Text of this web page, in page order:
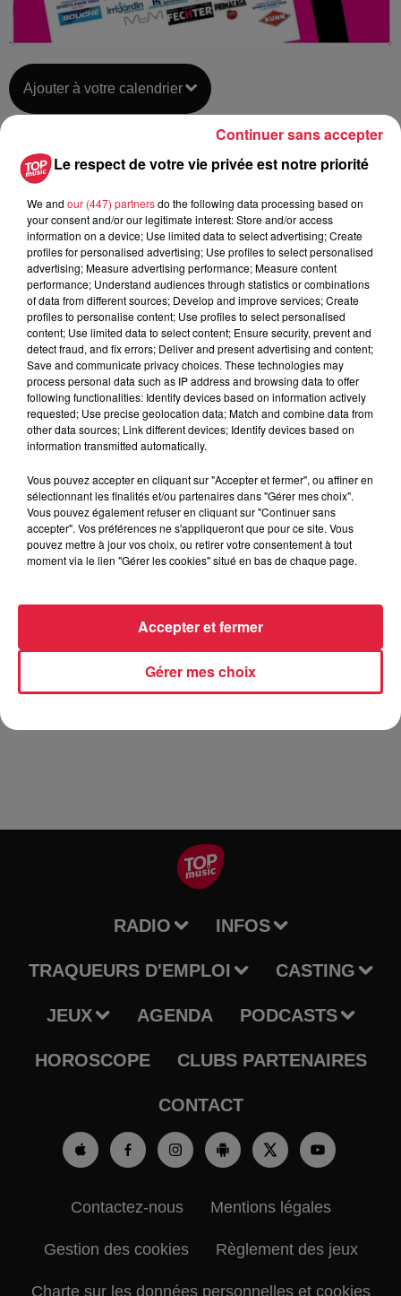
Ajouter à votre calendrier
du3 octobre 2020 à 0h00
Lieu DANNE ET 4 VENTS (57)
Organisateur
EFFECTS FITNESS
0658523296
delphine.ret@gmail.com
Tarif Gratuit
Un week-end sportif pour tous, fitness mais pas seulement!
Outdoor, tous niveaux. Venez vous aérer, vous défouler,
vous dépenser et/ou vous relaxer pour la bonne cause. Tous
les bénéfices sont intégralement reversés à la lutte contre le
cancer du sein en partenariat avec la Savernoise. Billetterie
sur place: 5 euros/heure ou 15 euros le pass week-end .
RADIO INFOS
TRAQUEURS D'EMPLOI CASTING
JEUX AGENDA PODCASTS
HOROSCOPE CLUBS PARTENAIRES
CONTACT
Contactez-nous Mentions légales
Gestion des cookies Règlement des jeux
Charte sur les données personnelles et cookies
Le respect de votre vie privée est notre priorité
We and our (447) partnersdo the following data processing based on
your consent and/or our legitimate interest: Store and/or access
information on a device; Use limited data to select advertising; Create
profiles for personalised advertising; Use profiles to select personalised
advertising; Measure advertising performance; Measure content
performance; Understand audiences through statistics or combinations
of data from different sources; Develop and improve services; Create
profiles to personalise content; Use profiles to select personalised
content; Use limited data to select content; Ensure security, prevent and
detect fraud, and fix errors; Deliver and present advertising and content;
Save and communicate privacy choices. These technologies may
process personal data such as IP address and browsing data to offer
following functionalities: Identify devices based on information actively
requested; Use precise geolocation data; Match and combine data from
other data sources; Link different devices; Identify devices based on
information transmitted automatically.
Vous pouvez accepter en cliquant sur "Accepter et fermer", ou affiner en
sélectionnant les finalités et/ou partenaires dans "Gérer mes choix".
Vous pouvez également refuser en cliquant sur "Continuer sans
accepter". Vos préférences ne s'appliqueront que pour ce site. Vous
pouvez mettre à jour vos choix, ou retirer votre consentement à tout
moment via le lien "Gérer les cookies" situé en bas de chaque page.
Gérer mes choix
Accepter et fermer
Continuer sans accepter